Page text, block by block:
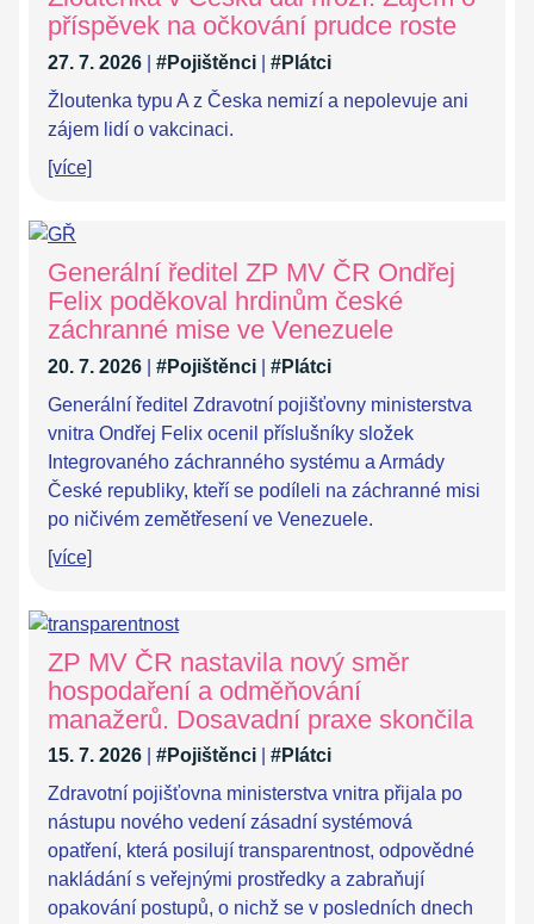
příspěvek na očkování prudce roste
27. 7. 2026 #Pojištěnci
#Plátci
Žloutenka typu A z Česka nemizí a nepolevuje ani
zájem lidí o vakcinaci.
[více]
Generální ředitel ZP MV ČR Ondřej
Felix poděkoval hrdinům české
záchranné mise ve Venezuele
20. 7. 2026 #Pojištěnci
#Plátci
Generální ředitel Zdravotní pojišťovny ministerstva
vnitra Ondřej Felix ocenil příslušníky složek
Integrovaného záchranného systému a Armády
České republiky, kteří se podíleli na záchranné misi
po ničivém zemětřesení ve Venezuele.
[více]
ZP MV ČR nastavila nový směr
hospodaření a odměňování
manažerů. Dosavadní praxe skončila
15. 7. 2026 #Pojištěnci
#Plátci
Zdravotní pojišťovna ministerstva vnitra přijala po
nástupu nového vedení zásadní systémová
opatření, která posilují transparentnost, odpovědné
nakládání s veřejnými prostředky a zabraňují
opakování postupů, o nichž se v posledních dnech